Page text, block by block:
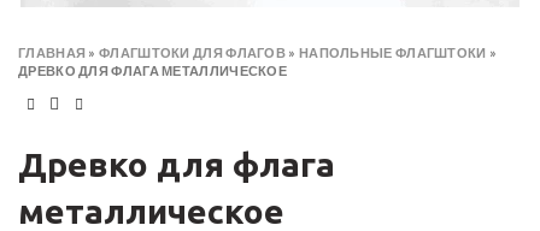
ГЛАВНАЯ »ФЛАГШТОКИ ДЛЯ ФЛАГОВ » НАПОЛЬНЫЕ ФЛАГШТОКИ »
ДРЕВКО ДЛЯ ФЛАГА МЕТАЛЛИЧЕСКОЕ
Древко для флага
металлическое